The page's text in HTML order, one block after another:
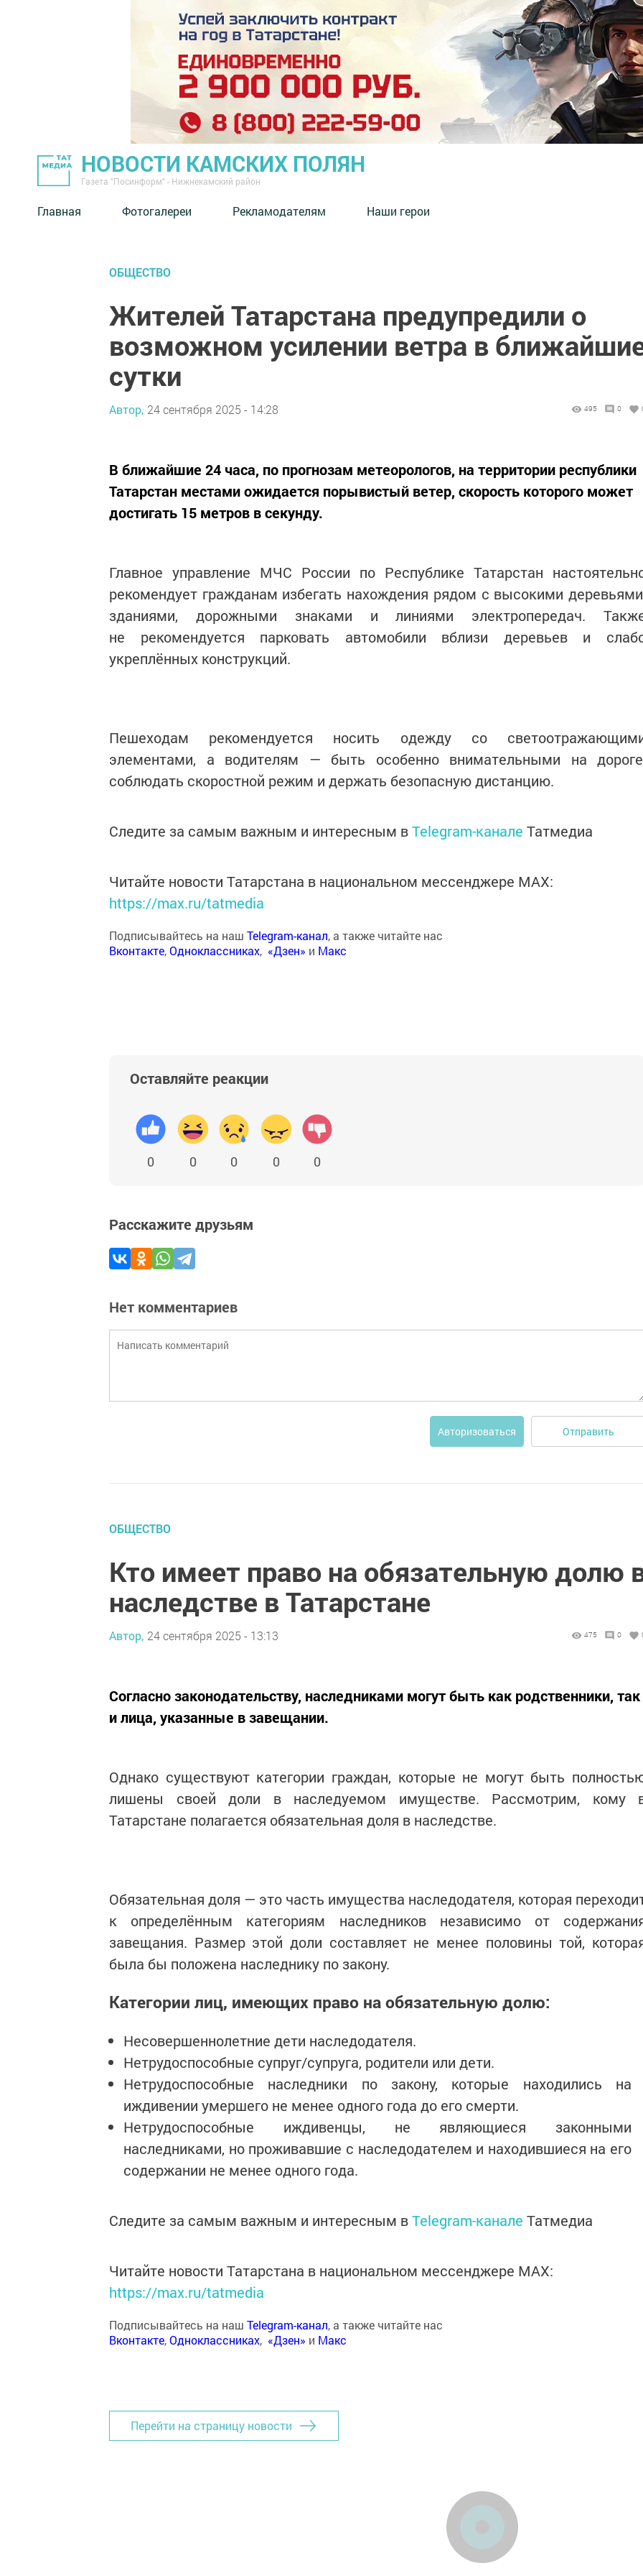
НОВОСТИ КАМСКИХ ПОЛЯН
Газета "Посинформ" - Нижнекамский район
Главная Фотогалереи Рекламодателям Наши герои
ОБЩЕСТВО
Жителей Татарстана предупредили о
возможном усилении ветра в
сутки
Автор, 24 сентября 2025 - 14:28 495 0
В ближайшие 24 часа, по прогнозам метеорологов, на территории республики
Татарстан местами ожидается порывистый ветер, скорость которого может
достигать 15 метров в секунду.
Главное управление МЧС России по Республике Татарстан
рекомендует гражданам избегать нахождения рядом с высокими
зданиями, дорожными знаками и линиями электропередач.
не рекомендуется парковать автомобили вблизи деревьев и
укреплённых конструкций.
Пешеходам рекомендуется носить одежду со
элементами, а водителям — быть особенно внимательными на
соблюдать скоростной режим и держать безопасную дистанцию.
Следите за самым важным и интересным вTelegram-канале Татмедиа
Читайте новости Татарстана в национальном мессенджере MАХ:
https://max.ru/tatmedia
Подписывайтесь на наш Telegram-канал, а также читайте нас
Вконтакте,Одноклассниках, «Дзен» и Макс
Оставляйте реакции
0 0 0 0 0
Расскажите друзьям
Нет комментариев
Авторизоваться Отправить
ОБЩЕСТВО
Кто имеет право на обязательную долю
наследстве в Татарстане
Автор, 24 сентября 2025 - 13:13 475 0
Согласно законодательству, наследниками могут быть как родственники, так
и лица, указанные в завещании.
Однако существуют категории граждан, которые не могут быть
лишены своей доли в наследуемом имуществе. Рассмотрим, кому
Татарстане полагается обязательная доля в наследстве.
Обязательная доля — это часть имущества наследодателя, которая
к определённым категориям наследников независимо от
завещания. Размер этой доли составляет не менее половины той,
была бы положена наследнику по закону.
Категории лиц, имеющих право на обязательную долю:
Несовершеннолетние дети наследодателя.
Нетрудоспособные супруг/супруга, родители или дети.
Нетрудоспособные наследники по закону, которые находились на
иждивении умершего не менее одного года до его смерти.
Нетрудоспособные иждивенцы, не являющиеся законными
наследниками, но проживавшие с наследодателем и находившиеся на его
содержании не менее одного года.
Следите за самым важным и интересным вTelegram-канале Татмедиа
Читайте новости Татарстана в национальном мессенджере MАХ:
https://max.ru/tatmedia
Подписывайтесь на наш Telegram-канал, а также читайте нас
Вконтакте,Одноклассниках, «Дзен» и Макс
Перейти на страницу новости